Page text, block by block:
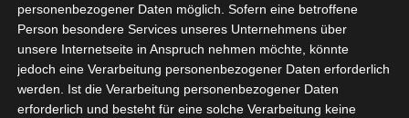
des
verlängert.
personenbezogener Daten möglich. Sofern eine betroffene
Person besondere Services unseres Unternehmens über
unsere Internetseite in Anspruch nehmen möchte, könnte
jedoch eine Verarbeitung personenbezogener Daten erforderlich
werden. Ist die Verarbeitung personenbezogener Daten
erforderlich und besteht für eine solche Verarbeitung keine